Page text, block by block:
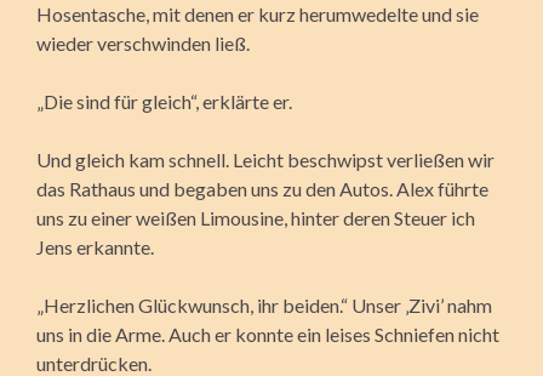
Hosentasche, mit denen er kurz herumwedelte und sie
wieder verschwinden ließ.
„Die sind für gleich“, erklärte er.
Und gleich kam schnell. Leicht beschwipst verließen wir
das Rathaus und begaben uns zu den Autos. Alex führte
uns zu einer weißen Limousine, hinter deren Steuer ich
Jens erkannte.
„Herzlichen Glückwunsch, ihr beiden.“ Unser ‚Zivi’ nahm
uns in die Arme. Auch er konnte ein leises Schniefen nicht
unterdrücken.